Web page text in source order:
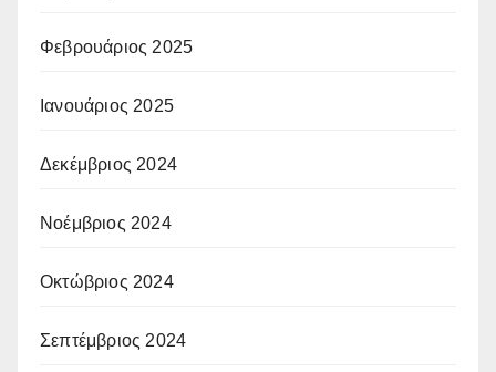
Φεβρουάριος 2025
Ιανουάριος 2025
Δεκέμβριος 2024
Νοέμβριος 2024
Οκτώβριος 2024
Σεπτέμβριος 2024